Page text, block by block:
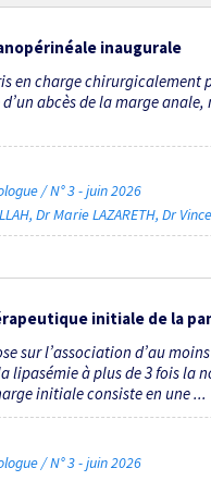
inaugurale
en charge chirurgicalement
abcès de la marge
/ N° 3 - juin 2026
Dr Marie LAZARETH Dr
initiale de la
sur l’association d’au
lipasémie à plus de 3 fois la
initiale consiste en une ...
/ N° 3 - juin 2026